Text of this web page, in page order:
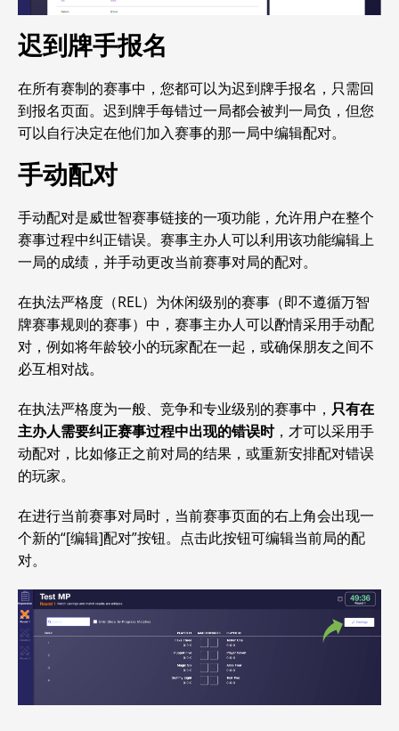
迟到牌手报名
在所有赛制的赛事中，您都可以为迟到牌手报名，只需回
到报名页面。迟到牌手每错过一局都会被判一局负，但您
可以自行决定在他们加入赛事的那一局中编辑配对。
手动配对
手动配对是威世智赛事链接的一项功能，允许用户在整个
赛事过程中纠正错误。赛事主办人可以利用该功能编辑上
一局的成绩，并手动更改当前赛事对局的配对。
在执法严格度（REL）为休闲级别的赛事（即不遵循万智
牌赛事规则的赛事）中，赛事主办人可以酌情采用手动配
对，例如将年龄较小的玩家配在一起，或确保朋友之间不
必互相对战。
在执法严格度为一般、竞争和专业级别的赛事中， 只有在
主办人需要纠正赛事过程中出现的错误时，才可以采用手
动配对，比如修正之前对局的结果，或重新安排配对错误
的玩家。
在进行当前赛事对局时，当前赛事页面的右上角会出现一
个新的“[编辑]配对”按钮。点击此按钮可编辑当前局的配
对。